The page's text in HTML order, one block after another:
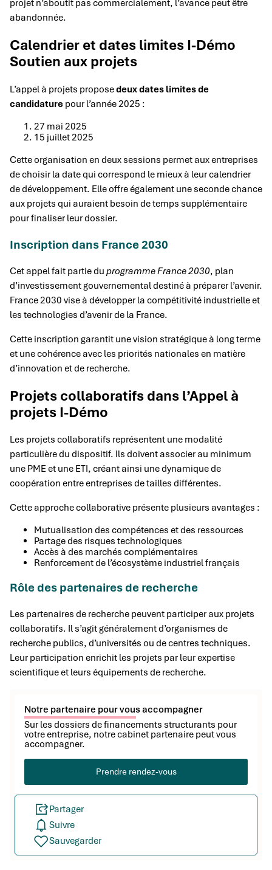
projet n’aboutit pas commercialement, l’avance peut être
abandonnée.
Calendrier et dates limites I-Démo
Soutien aux projets
L’appel à projets proposedeux dates limites de
candidature pour l’année 2025 :
27 mai 2025
15 juillet 2025
Cette organisation en deux sessions permet aux entreprises
de choisir la date qui correspond le mieux à leur calendrier
de développement. Elle offre également une seconde chance
aux projets qui auraient besoin de temps supplémentaire
pour finaliser leur dossier.
Inscription dans France 2030
Cet appel fait partie du programme France 2030, plan
d’investissement gouvernemental destiné à préparer l’avenir.
France 2030 vise à développer la compétitivité industrielle et
les technologies d’avenir de la France.
Cette inscription garantit une vision stratégique à long terme
et une cohérence avec les priorités nationales en matière
d’innovation et de recherche.
Projets collaboratifs dans l’Appel à
projets I-Démo
Les projets collaboratifs représentent une modalité
particulière du dispositif. Ils doivent associer au minimum
une PME et une ETI, créant ainsi une dynamique de
coopération entre entreprises de tailles différentes.
Cette approche collaborative présente plusieurs avantages :
Mutualisation des compétences et des ressources
Partage des risques technologiques
Accès à des marchés complémentaires
Renforcement de l’écosystème industriel français
Rôle des partenaires de recherche
Les partenaires de recherche peuvent participer aux projets
collaboratifs. Il s’agit généralement d’organismes de
recherche publics, d’universités ou de centres techniques.
Leur participation enrichit les projets par leur expertise
scientifique et leurs équipements de recherche.
Notre partenaire pour vous accompagner
Sur les dossiers de financements structurants pour
votre entreprise, notre cabinet partenaire peut vous
accompagner.
Prendre rendez-vous
Partager
Suivre
Sauvegarder